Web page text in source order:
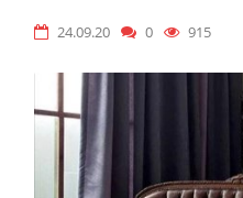
24.09.20 0 915